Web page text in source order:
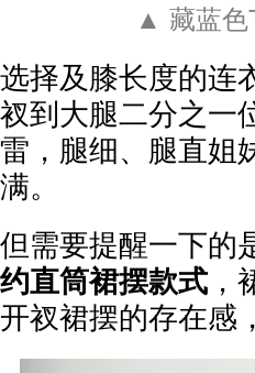
▲ 藏蓝色
选择及膝长度的连
衩到大腿二分之一
雷，腿细、腿直姐
满。
但需要提醒一下的
约直筒裙摆款式
开衩裙摆的存在感